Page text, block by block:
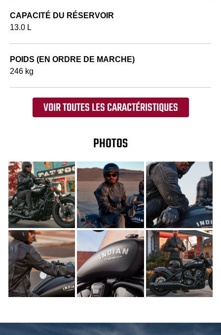
CAPACITÉ DU RÉSERVOIR
13.0 L
POIDS (EN ORDRE DE MARCHE)
246 kg
VOIR TOUTES LES CARACTÉRISTIQUES
PHOTOS